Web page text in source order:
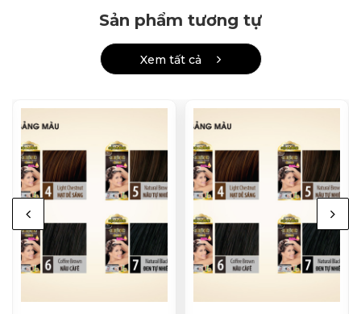
Sản phẩm tương tự
Xem tất cả